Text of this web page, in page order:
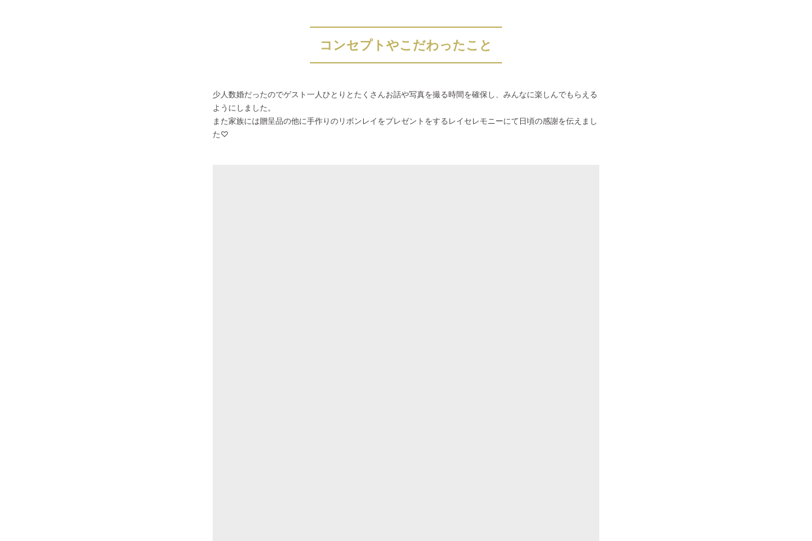
コンセプトやこだわったこと
少人数婚だったのでゲスト一人ひとりとたくさんお話や写真を撮る時間を確保し、みんなに楽しんでもらえる
ようにしました。
また家族には贈呈品の他に手作りのリボンレイをプレゼントをするレイセレモニーにて日頃の感謝を伝えまし
た♡